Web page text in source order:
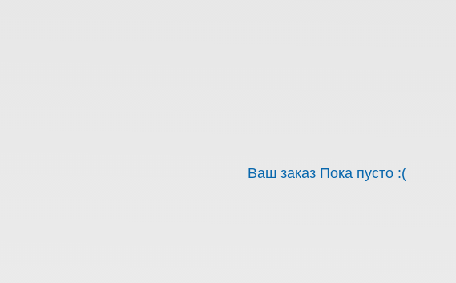
Ваш заказ Пока пусто :(